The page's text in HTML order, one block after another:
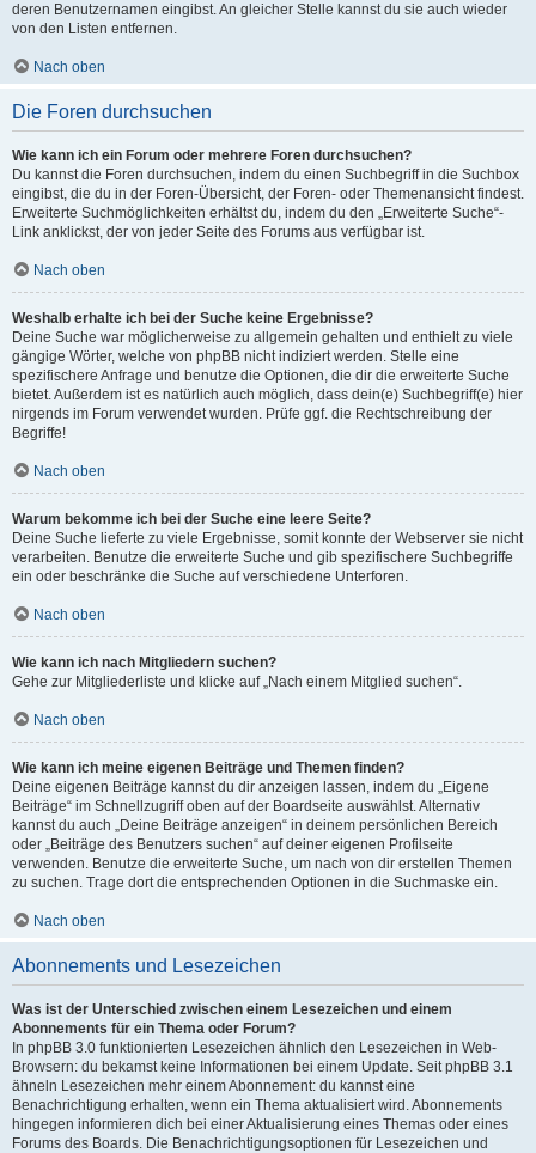
deren Benutzernamen eingibst. An gleicher Stelle kannst du sie auch wieder
von den Listen entfernen.
Nach oben
Die Foren durchsuchen
Wie kann ich ein Forum oder mehrere Foren durchsuchen?
Du kannst die Foren durchsuchen, indem du einen Suchbegriff in die Suchbox
eingibst, die du in der Foren-Übersicht, der Foren- oder Themenansicht findest.
Erweiterte Suchmöglichkeiten erhältst du, indem du den „Erweiterte Suche“-
Link anklickst, der von jeder Seite des Forums aus verfügbar ist.
Nach oben
Weshalb erhalte ich bei der Suche keine Ergebnisse?
Deine Suche war möglicherweise zu allgemein gehalten und enthielt zu viele
gängige Wörter, welche von phpBB nicht indiziert werden. Stelle eine
spezifischere Anfrage und benutze die Optionen, die dir die erweiterte Suche
bietet. Außerdem ist es natürlich auch möglich, dass dein(e) Suchbegriff(e) hier
nirgends im Forum verwendet wurden. Prüfe ggf. die Rechtschreibung der
Begriffe!
Nach oben
Warum bekomme ich bei der Suche eine leere Seite?
Deine Suche lieferte zu viele Ergebnisse, somit konnte der Webserver sie nicht
verarbeiten. Benutze die erweiterte Suche und gib spezifischere Suchbegriffe
ein oder beschränke die Suche auf verschiedene Unterforen.
Nach oben
Wie kann ich nach Mitgliedern suchen?
Gehe zur Mitgliederliste und klicke auf „Nach einem Mitglied suchen“.
Nach oben
Wie kann ich meine eigenen Beiträge und Themen finden?
Deine eigenen Beiträge kannst du dir anzeigen lassen, indem du „Eigene
Beiträge“ im Schnellzugriff oben auf der Boardseite auswählst. Alternativ
kannst du auch „Deine Beiträge anzeigen“ in deinem persönlichen Bereich
oder „Beiträge des Benutzers suchen“ auf deiner eigenen Profilseite
verwenden. Benutze die erweiterte Suche, um nach von dir erstellen Themen
zu suchen. Trage dort die entsprechenden Optionen in die Suchmaske ein.
Nach oben
Abonnements und Lesezeichen
Was ist der Unterschied zwischen einem Lesezeichen und einem
Abonnements für ein Thema oder Forum?
In phpBB 3.0 funktionierten Lesezeichen ähnlich den Lesezeichen in Web-
Browsern: du bekamst keine Informationen bei einem Update. Seit phpBB 3.1
ähneln Lesezeichen mehr einem Abonnement: du kannst eine
Benachrichtigung erhalten, wenn ein Thema aktualisiert wird. Abonnements
hingegen informieren dich bei einer Aktualisierung eines Themas oder eines
Forums des Boards. Die Benachrichtigungsoptionen für Lesezeichen und